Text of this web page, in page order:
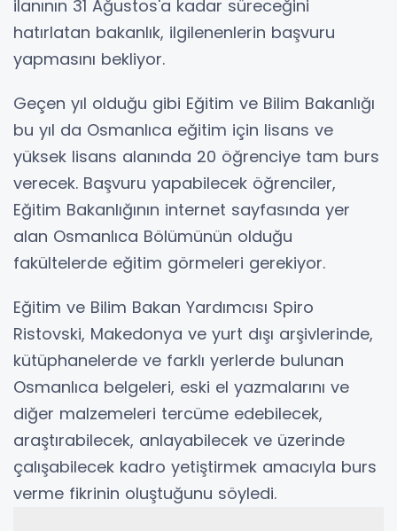
ilanının 31 Ağustos'a kadar süreceğini
hatırlatan bakanlık, ilgilenenlerin başvuru
yapmasını bekliyor.
Geçen yıl olduğu gibi Eğitim ve Bilim Bakanlığı
bu yıl da Osmanlıca eğitim için lisans ve
yüksek lisans alanında 20 öğrenciye tam burs
verecek. Başvuru yapabilecek öğrenciler,
Eğitim Bakanlığının internet sayfasında yer
alan Osmanlıca Bölümünün olduğu
fakültelerde eğitim görmeleri gerekiyor.
Eğitim ve Bilim Bakan Yardımcısı Spiro
Ristovski, Makedonya ve yurt dışı arşivlerinde,
kütüphanelerde ve farklı yerlerde bulunan
Osmanlıca belgeleri, eski el yazmalarını ve
diğer malzemeleri tercüme edebilecek,
araştırabilecek, anlayabilecek ve üzerinde
çalışabilecek kadro yetiştirmek amacıyla burs
verme fikrinin oluştuğunu söyledi.